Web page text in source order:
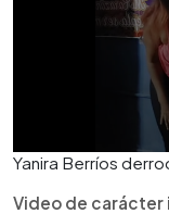
Yanira Berríos
Video de carácter